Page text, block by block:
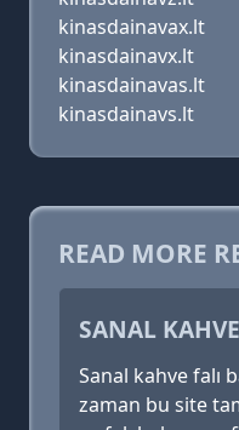
kinasdainavax.lt
kinasdainavx.lt
kinasdainavas.lt
kinasdainavs.lt
READ MORE
SANAL
Sanal kahve falı
zaman bu site